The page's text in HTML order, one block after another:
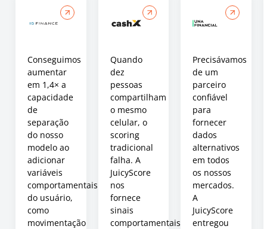
Conseguimos
aumentar
em 1,4× a
capacidade
de
separação
do nosso
modelo ao
adicionar
variáveis
comportamentais
do usuário,
como
movimentação
Quando
dez
pessoas
compartilham
o mesmo
celular, o
scoring
tradicional
falha. A
JuicyScore
nos
fornece
sinais
comportamentais
Precisávamos
de um
parceiro
confiável
para
fornecer
dados
alternativos
em todos
os nossos
mercados.
A
JuicyScore
entregou